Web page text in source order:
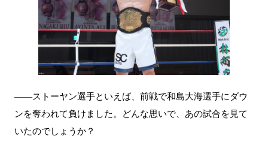
――ストーヤン選手といえば、前戦で和島大海選手にダウ
ンを奪われて負けました。どんな思いで、あの試合を見て
いたのでしょうか？